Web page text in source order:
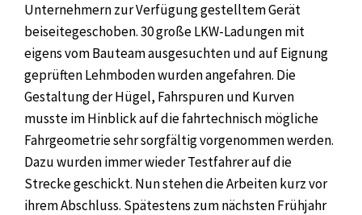
Unternehmern zur Verfügung gestelltem Gerät
beiseitegeschoben. 30 große LKW-Ladungen mit
eigens vom Bauteam ausgesuchten und auf Eignung
geprüften Lehmboden wurden angefahren. Die
Gestaltung der Hügel, Fahrspuren und Kurven
musste im Hinblick auf die fahrtechnisch mögliche
Fahrgeometrie sehr sorgfältig vorgenommen werden.
Dazu wurden immer wieder Testfahrer auf die
Strecke geschickt. Nun stehen die Arbeiten kurz vor
ihrem Abschluss. Spätestens zum nächsten Frühjahr